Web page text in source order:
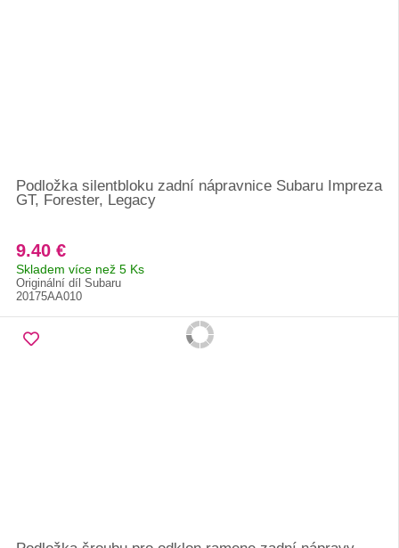
Podložka silentbloku zadní nápravnice Subaru Impreza
GT, Forester, Legacy
9.40 €
Skladem více než 5 Ks
Originální díl Subaru
20175AA010